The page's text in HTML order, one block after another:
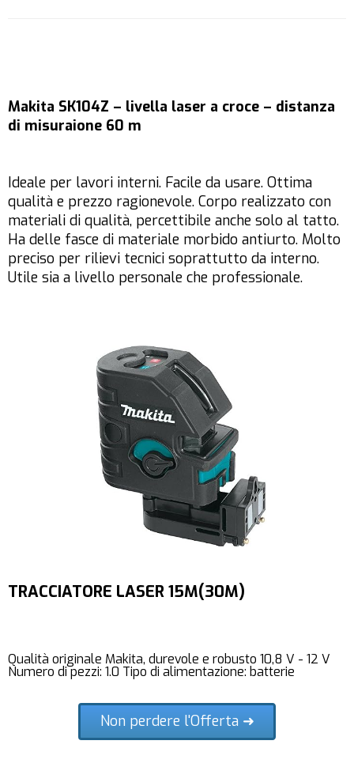
Makita SK104Z – livella laser a croce – distanza
di misuraione 60 m
Ideale per lavori interni. Facile da usare. Ottima
qualità e prezzo ragionevole. Corpo realizzato con
materiali di qualità, percettibile anche solo al tatto.
Ha delle fasce di materiale morbido antiurto. Molto
preciso per rilievi tecnici soprattutto da interno.
Utile sia a livello personale che professionale.
TRACCIATORE LASER 15M(30M)
Qualità originale Makita, durevole e robusto 10,8 V - 12 V
Numero di pezzi: 1.0 Tipo di alimentazione: batterie
Non perdere l'Offerta ➜